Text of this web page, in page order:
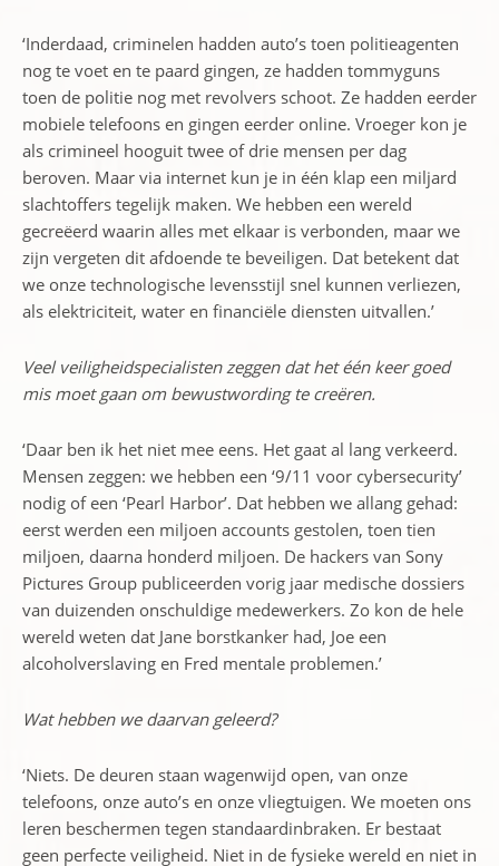
‘Inderdaad, criminelen hadden auto’s toen politieagenten
nog te voet en te paard gingen, ze hadden tommyguns
toen de politie nog met revolvers schoot. Ze hadden eerder
mobiele telefoons en gingen eerder online. Vroeger kon je
als crimineel hooguit twee of drie mensen per dag
beroven. Maar via internet kun je in één klap een miljard
slachtoffers tegelijk maken. We hebben een wereld
gecreëerd waarin alles met elkaar is verbonden, maar we
zijn vergeten dit afdoende te beveiligen. Dat betekent dat
we onze technologische levensstijl snel kunnen verliezen,
als elektriciteit, water en financiële diensten uitvallen.’
Veel veiligheidspecialisten zeggen dat het één keer goed
mis moet gaan om bewustwording te creëren.
‘Daar ben ik het niet mee eens. Het gaat al lang verkeerd.
Mensen zeggen: we hebben een ‘9/11 voor cybersecurity’
nodig of een ‘Pearl Harbor’. Dat hebben we allang gehad:
eerst werden een miljoen accounts gestolen, toen tien
miljoen, daarna honderd miljoen. De hackers van Sony
Pictures Group publiceerden vorig jaar medische dossiers
van duizenden onschuldige medewerkers. Zo kon de hele
wereld weten dat Jane borstkanker had, Joe een
alcoholverslaving en Fred mentale problemen.’
Wat hebben we daarvan geleerd?
‘Niets. De deuren staan wagenwijd open, van onze
telefoons, onze auto’s en onze vliegtuigen. We moeten ons
leren beschermen tegen standaardinbraken. Er bestaat
geen perfecte veiligheid. Niet in de fysieke wereld en niet in